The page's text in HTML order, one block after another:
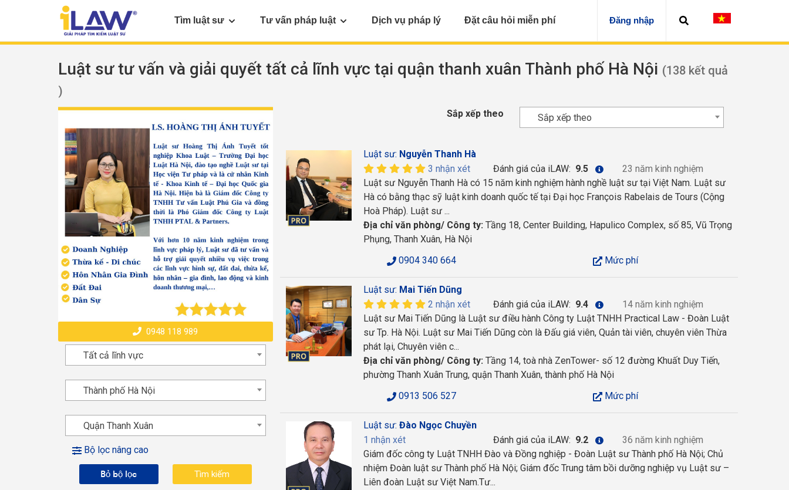
Tìm luật sư Tư vấn pháp luật Dịch vụ pháp lý Đặt câu hỏi miễn phí Đăng nhập
Luật sư tư vấn và giải quyết tất cả lĩnh vực tại quận thanh xuân Thành phố Hà Nội (138 kết quả
)
Sắp xếp theo Sắp xếp theo
0948 118 989
Tất cả lĩnh vực
Thành phố Hà Nội
Quận Thanh Xuân
Bộ lọc nâng cao
Bỏ bộ lọc
Luật sư: Nguyễn Thanh Hà
3 nhận xét
Đánh giá của iLAW: 9.5
23 năm kinh nghiệm
Luật sư Nguyễn Thanh Hà có 15 năm kinh nghiệm hành nghề luật sư tại Việt Nam. Luật sư
Hà có bằng thạc sỹ luật kinh doanh quốc tế tại Đại học François Rabelais de Tours (Cộng
Hoà Pháp). Luật sư ...
Địa chỉ văn phòng/ Công ty: Tầng 18, Center Building, Hapulico Complex, số 85, Vũ Trọng
Phụng, Thanh Xuân, Hà Nội
0904 340 664
Mức phí
Luật sư: Mai Tiến Dũng
2 nhận xét
Đánh giá của iLAW: 9.4
14 năm kinh nghiệm
Luật sư Mai Tiến Dũng là Luật sư điều hành Công ty Luật TNHH Practical Law - Đoàn Luật
sư Tp. Hà Nội. Luật sư Mai Tiến Dũng còn là Đấu giá viên, Quản tài viên, chuyên viên Thừa
phát lại, Chuyên viên c...
Địa chỉ văn phòng/ Công ty: Tầng 14, toà nhà ZenTower- số 12 đường Khuất Duy Tiến,
phường Thanh Xuân Trung, quận Thanh Xuân, thành phố Hà Nội
0913 506 527
Mức phí
Luật sư: Đào Ngọc Chuyền
1 nhận xét
Đánh giá của iLAW: 9.2
36 năm kinh nghiệm
Giám đốc công ty Luật TNHH Đào và Đồng nghiệp - Đoàn Luật sư Thành phố Hà Nội; Chủ
nhiệm Đoàn luật sư Thành phố Hà Nội; Giám đốc Trung tâm bồi dưỡng nghiệp vụ Luật sư –
Liên đoàn Luật sư Việt Nam.Tư...